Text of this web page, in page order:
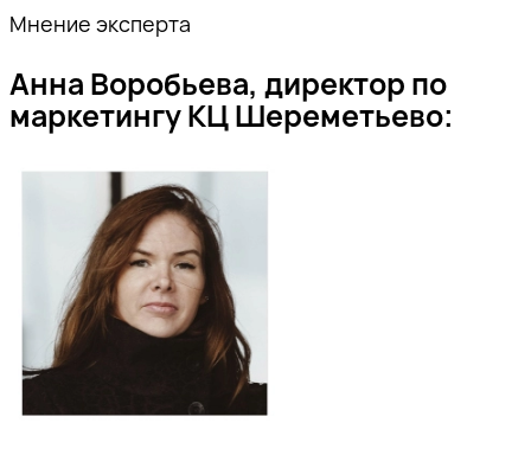
Мнение эксперта
Анна Воробьева, директор по
маркетингу КЦ Шереметьево: